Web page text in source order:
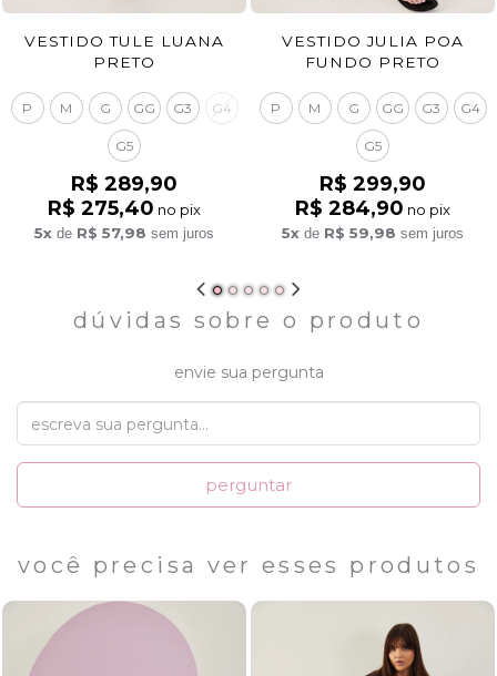
VESTIDO TULE LUANA
PRETO
P M G GG G3 G4
G5
R$ 289,90
R$ 275,40 no pix
5x de R$ 57,98 sem juros
VESTIDO JULIA POA
FUNDO PRETO
P M G GG G3 G4
G5
R$ 299,90
R$ 284,90 no pix
5x de R$ 59,98 sem juros
dúvidas sobre o produto
envie sua pergunta
perguntar
você precisa ver esses produtos